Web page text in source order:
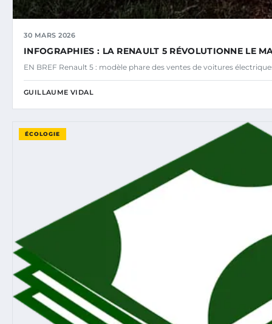
30 MARS 2026
INFOGRAPHIES : LA RENAULT 5 RÉVOLUTIONNE LE
EN BREF Renault 5 : modèle phare des ventes de voitures
GUILLAUME VIDAL
ÉCOLOGIE